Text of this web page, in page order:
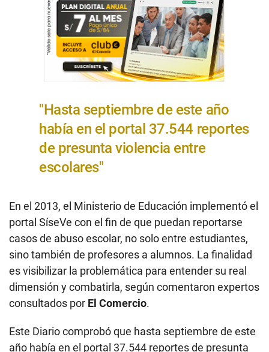
"Hasta septiembre de este año
había en el portal 37.544 reportes
de presunta violencia entre
escolares"
En el 2013, el Ministerio de Educación implementó el
portal SíseVe con el fin de que puedan reportarse
casos de abuso escolar, no solo entre estudiantes,
sino también de profesores a alumnos. La finalidad
es visibilizar la problemática para entender su real
dimensión y combatirla, según comentaron expertos
consultados por El Comercio.
Este Diario comprobó que hasta septiembre de este
año había en el portal 37.544 reportes de presunta